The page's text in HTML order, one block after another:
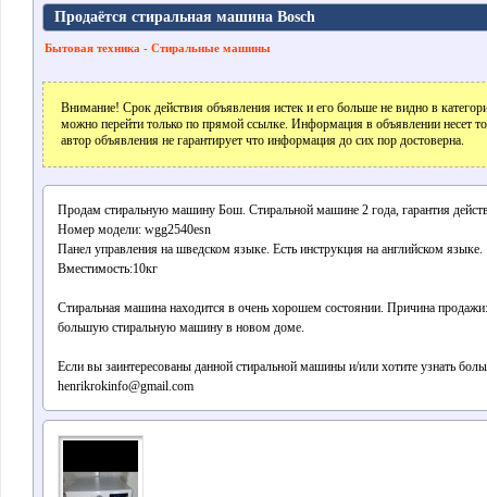
Продаётся стиральная машина Bosch
Бытовая техника - Стиральные машины
Внимание! Срок действия объявления истек и его больше не видно в
можно перейти только по прямой ссылке. Информация в объявлении несет
автор объявления не гарантирует что информация до сих пор достоверна.
Продам стиральную машину Бош. Стиральной машине 2 года, гарантия
Номер модели: wgg2540esn
Панел управления на шведском языке. Есть инструкция на английском языке.
Вместимость:10кг
Стиральная машина находится в очень хорошем состоянии. Причина
большую стиральную машину в новом доме.
Если вы заинтересованы данной стиральной машины и/или хотите узнать
henrikrokinfo@gmail.com